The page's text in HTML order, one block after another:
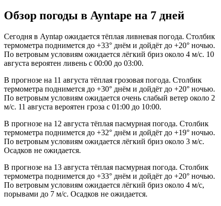
Обзор погоды в Ayntapе на 7 дней
Сегодня в Ayntap ожидается тёплая ливневая погода. Столбик
термометра поднимется до +33° днём и дойдёт до +20° ночью.
По ветровым условиям ожидается лёгкий бриз около 4 м/с. 10
августа вероятен ливень с 00:00 до 03:00.
В прогнозе на 11 августа тёплая грозовая погода. Столбик
термометра поднимется до +30° днём и дойдёт до +20° ночью.
По ветровым условиям ожидается очень слабый ветер около 2
м/с. 11 августа вероятен гроза с 01:00 до 10:00.
В прогнозе на 12 августа тёплая пасмурная погода. Столбик
термометра поднимется до +32° днём и дойдёт до +19° ночью.
По ветровым условиям ожидается лёгкий бриз около 3 м/с.
Осадков не ожидается.
В прогнозе на 13 августа тёплая пасмурная погода. Столбик
термометра поднимется до +33° днём и дойдёт до +20° ночью.
По ветровым условиям ожидается лёгкий бриз около 4 м/с,
порывами до 7 м/с. Осадков не ожидается.